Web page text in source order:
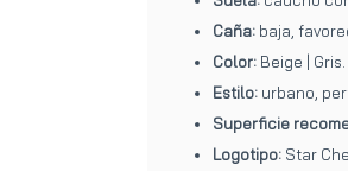
Caña: baja,
Color: Beige | Gris.
Estilo: urbano,
Superficie
Logotipo: Star